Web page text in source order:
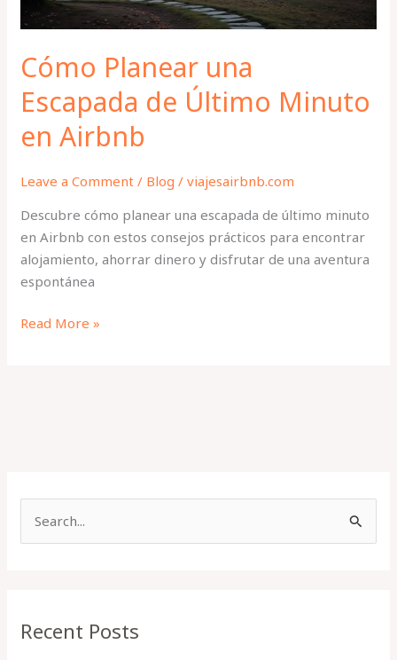
Cómo Planear una
Escapada de Último Minuto
en Airbnb
Leave a Comment / Blog /viajesairbnb.com
Descubre cómo planear una escapada de último minuto
en Airbnb con estos consejos prácticos para encontrar
alojamiento, ahorrar dinero y disfrutar de una aventura
espontánea
Airbnb
Read More »
c
Recent Posts